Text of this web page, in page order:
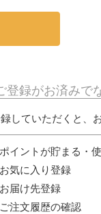
登録がお済みで
していただくと、
ポイントが貯まる・
お気に入り登録
お届け先登録
ご注文履歴の確認